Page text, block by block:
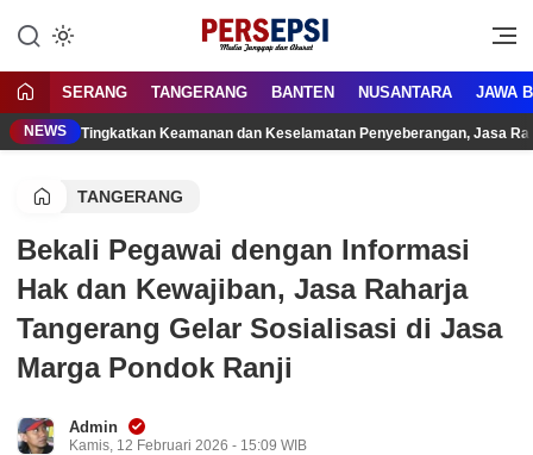
konten
Persepsi.co.id
Media Tanggap Dan Akurat
SERANG TANGERANG BANTEN NUSANTARA JAWA
NEWS Tingkatkan Keamanan dan Keselamatan Penyeberangan, Jasa
TANGERANG
Bekali Pegawai dengan Informasi
Hak dan Kewajiban, Jasa Raharja
Tangerang Gelar Sosialisasi di Jasa
Marga Pondok Ranji
Admin
Kamis, 12 Februari 2026 - 15:09 WIB